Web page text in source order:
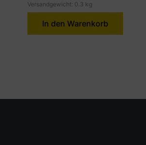
Versandgewicht: 0.3 kg
In den Warenkorb